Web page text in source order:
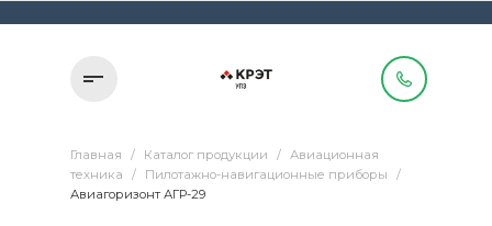
Главная / Каталог продукции / Авиационная
техника
/ Пилотажно-навигационные приборы
/
Авиагоризонт АГР-29